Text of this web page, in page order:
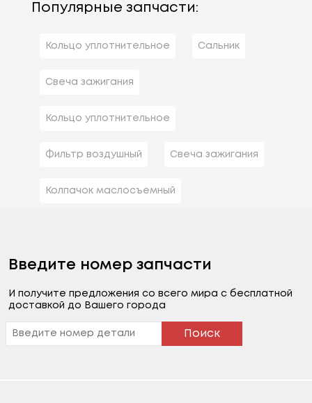
Популярные запчасти:
Кольцо уплотнительное Сальник
Свеча зажигания
Кольцо уплотнительное
Фильтр воздушный Свеча зажигания
Колпачок маслосъемный
Введите номер запчасти
И получите предложения со всего мира с бесплатной
доставкой до Вашего города
Поиск